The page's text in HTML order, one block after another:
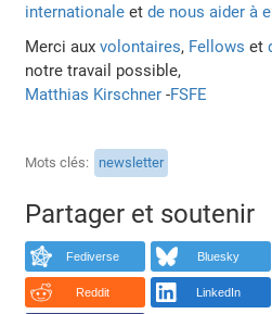
internationale etde nous aider à
Merci auxvolontaires, Fellows et
notre travail possible,
Matthias Kirschner-FSFE
Mots clés newsletter
Partager et soutenir
Fediverse Bluesky
Reddit LinkedIn